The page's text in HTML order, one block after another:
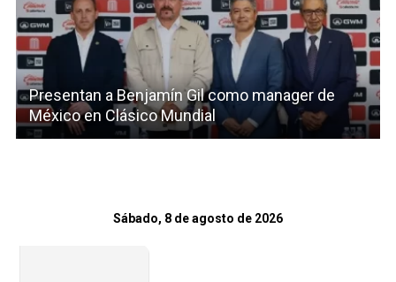
Presentan a Benjamín Gil como manager de
México en Clásico Mundial
Sábado, 8 de agosto de 2026